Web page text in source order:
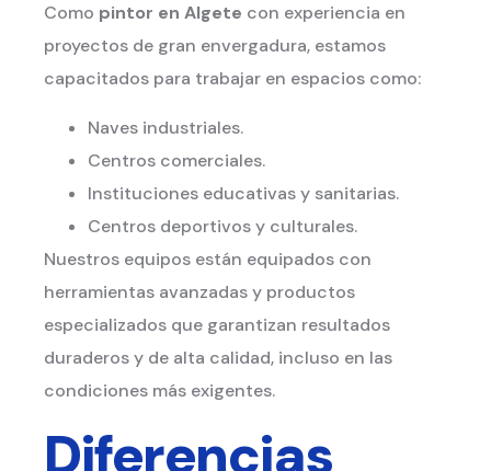
Como pintor en Algete con experiencia en
proyectos de gran envergadura, estamos
capacitados para trabajar en espacios como:
Naves industriales.
Centros comerciales.
Instituciones educativas y sanitarias.
Centros deportivos y culturales.
Nuestros equipos están equipados con
herramientas avanzadas y productos
especializados que garantizan resultados
duraderos y de alta calidad, incluso en las
condiciones más exigentes.
Diferencias